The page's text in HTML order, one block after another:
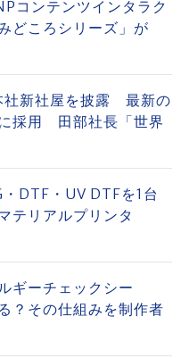
コンテンツインタラク
どころシリーズ」が
新社屋を披露 最新の
採用 田部社長「世界
DTF・UV DTFを1台
テリアルプリンタ
ギーチェックシー
？その仕組みを制作者